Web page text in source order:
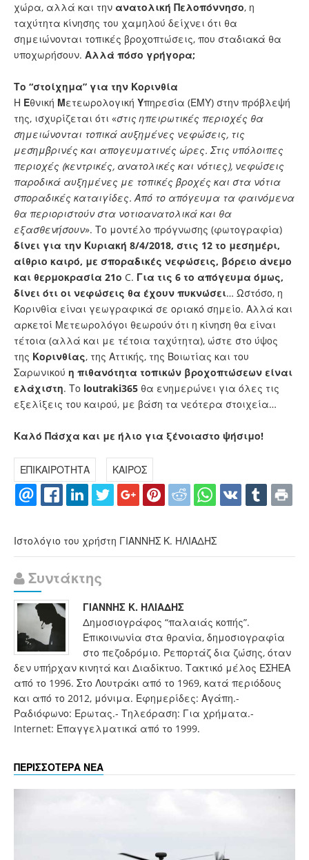
χώρα, αλλά και την ανατολική Πελοπόννησο, η
ταχύτητα κίνησης του χαμηλού δείχνει ότι θα
σημειώνονται τοπικές βροχοπτώσεις, που σταδιακά θα
υποχωρήσουν. Αλλά πόσο γρήγορα;
Το “στοίχημα” για την Κορινθία
Η Εθνική Μετεωρολογική Υπηρεσία (ΕΜΥ) στην πρόβλεψή
της, ισχυρίζεται ότι «στις ηπειρωτικές περιοχές θα
σημειώνονται τοπικά αυξημένες νεφώσεις, τις
μεσημβρινές και απογευματινές ώρες. Στις υπόλοιπες
περιοχές (κεντρικές, ανατολικές και νότιες), νεφώσεις
παροδικά αυξημένες με τοπικές βροχές και στα νότια
σποραδικές καταιγίδες. Από το απόγευμα τα φαινόμενα
θα περιοριστούν στα νοτιοανατολικά και θα
εξασθενήσουν». Το μοντέλο πρόγνωσης (φωτογραφία)
δίνει για την Κυριακή 8/4/2018, στις 12 το μεσημέρι,
αίθριο καιρό, με σποραδικές νεφώσεις, βόρειο άνεμο
και θερμοκρασία 21ο C. Για τις 6 το απόγευμα όμως,
δίνει ότι οι νεφώσεις θα έχουν πυκνώσει… Ωστόσο, η
Κορινθία είναι γεωγραφικά σε οριακό σημείο. Αλλά και
αρκετοί Μετεωρολόγοι θεωρούν ότι η κίνηση θα είναι
τέτοια (αλλά και με τέτοια ταχύτητα), ώστε στο ύψος
της Κορινθίας, της Αττικής, της Βοιωτίας και του
Σαρωνικού η πιθανότητα τοπικών βροχοπτώσεων είναι
ελάχιστη. Το loutraki365 θα ενημερώνει για όλες τις
εξελίξεις του καιρού, με βάση τα νεότερα στοιχεία…
Καλό Πάσχα και με ήλιο για ξένοιαστο ψήσιμο!
ΕΠΙΚΑΙΡΟΤΗΤΑ ΚΑΙΡΟΣ
Ιστολόγιο του χρήστη ΓΙΑΝΝΗΣ Κ. ΗΛΙΑΔΗΣ
Συντάκτης
ΓΙΑΝΝΗΣ Κ. ΗΛΙΑΔΗΣ
Δημοσιογράφος “παλαιάς κοπής”.
Επικοινωνία στα θρανία, δημοσιογραφία
στο πεζοδρόμιο. Ρεπορτάζ δια ζώσης, όταν
δεν υπήρχαν κινητά και Διαδίκτυο. Τακτικό μέλος ΕΣΗΕΑ
από το 1996. Στο Λουτράκι από το 1969, κατά περιόδους
και από το 2012, μόνιμα. Εφημερίδες: Αγάπη.-
Ραδιόφωνο: Ερωτας.- Τηλεόραση: Για χρήματα.-
Internet: Επαγγελματικά από το 1999.
ΠΕΡΙΣΣΟΤΕΡΑ ΝΕΑ